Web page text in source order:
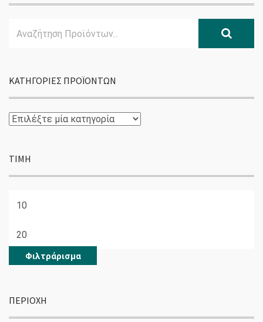
for:
ΚΑΤΗΓΟΡΊΕΣ ΠΡΟΪΌΝΤΩΝ
ΤΙΜΉ
τιμή
τιμή
Φιλτράρισμα
ΠΕΡΙΟΧΉ